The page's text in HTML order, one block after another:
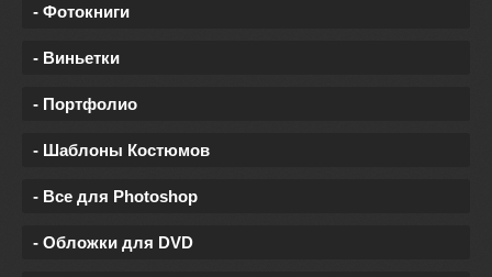
- Фотокниги
- Виньетки
- Портфолио
- Шаблоны Костюмов
- Все для Photoshop
- Обложки для DVD